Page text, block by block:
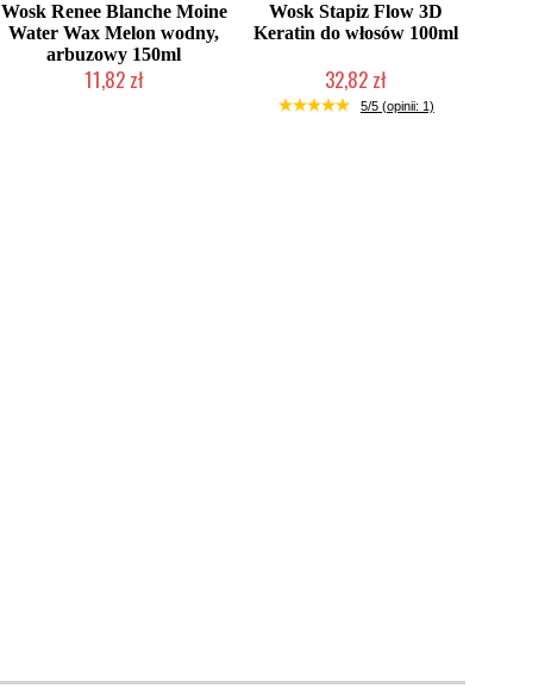
Wosk Renee Blanche Moine
Water Wax Melon wodny,
arbuzowy 150ml
11,82 zł
Wosk Stapiz Flow 3D
Keratin do włosów 100ml
32,82 zł
Duża ilość (wysyłka w 24h)
5/5 (opinii: 1)